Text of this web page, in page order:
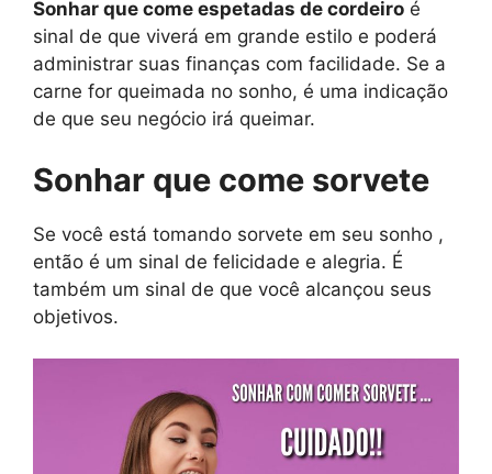
Sonhar que come espetadas de cordeiro é
sinal de que viverá em grande estilo e poderá
administrar suas finanças com facilidade. Se a
carne for queimada no sonho, é uma indicação
de que seu negócio irá queimar.
Sonhar que come sorvete
Se você está tomando sorvete em seu sonho ,
então é um sinal de felicidade e alegria. É
também um sinal de que você alcançou seus
objetivos.